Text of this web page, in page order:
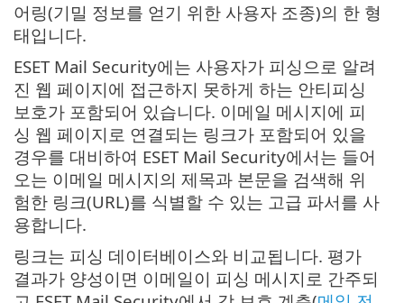
어링(기밀 정보를 얻기 위한 사용자 조종)의 한 형
태입니다.
ESET Mail Security에는 사용자가 피싱으로 알려
진 웹 페이지에 접근하지 못하게 하는 안티피싱
보호가 포함되어 있습니다. 이메일 메시지에 피
싱 웹 페이지로 연결되는 링크가 포함되어 있을
경우를 대비하여 ESET Mail Security에서는 들어
오는 이메일 메시지의 제목과 본문을 검색해 위
험한 링크(URL)를 식별할 수 있는 고급 파서를 사
용합니다.
링크는 피싱 데이터베이스와 비교됩니다. 평가
결과가 양성이면 이메일이 피싱 메시지로 간주되